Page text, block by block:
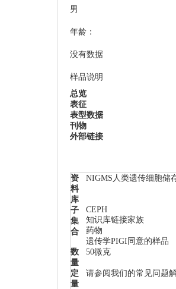
男
年龄：
没有数据
样品说明
总览
表征
表型数据
刊物
外部链接
资
料
库
NIGMS人类遗传细胞储
子
集
合
CEPH
知识库链接家族
药物
遗传学PIGI同意的样品
数
量
50微克
定
量
请参阅我们的常见问题